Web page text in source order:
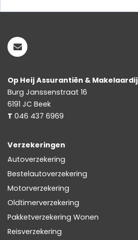
Op Heij Assurantiën & Makelaardij
Burg Janssenstraat 16
6191 JC Beek
T 046 437 6969
Verzekeringen
Autoverzekering
Bestelautoverzekering
Motorverzekering
Oldtimerverzekering
Pakketverzekering Wonen
Reisverzekering